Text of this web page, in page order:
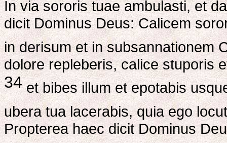
In via sororis tuae ambulasti, et
dicit Dominus Deus: Calicem
in derisum et in subsannationem
dolore repleberis, calice stuporis
34et bibes illum et epotabis
ubera tua lacerabis, quia ego
Propterea haec dicit Dominus